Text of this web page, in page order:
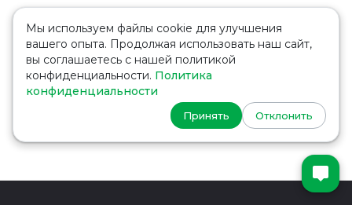
SMS Рассылка
Мы используем файлы cookie для улучшения
вашего опыта. Продолжая использовать наш сайт,
вы соглашаетесь с нашей политикой
конфиденциальности. Политика
конфиденциальности
Принять Отклонить